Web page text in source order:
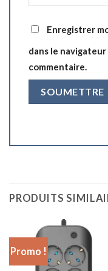
Enregistrer
dans le
commentaire.
PRODUITS
Promo !